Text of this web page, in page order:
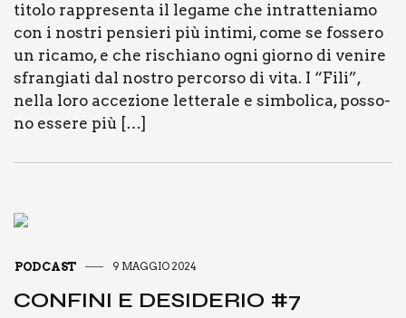
tito­lo rap­pre­sen­ta il lega­me che intrat­te­nia­mo
con i nostri pen­sie­ri più inti­mi, come se fos­se­ro
un rica­mo, e che rischia­no ogni gior­no di veni­re
sfran­gia­ti dal nostro per­cor­so di vita. I “Fili”,
nel­la loro acce­zio­ne let­te­ra­le e sim­bo­li­ca, pos­so­
no esse­re più […]
PODCAST 9 MAGGIO 2024
CON­FI­NI E DESI­DE­RIO #7